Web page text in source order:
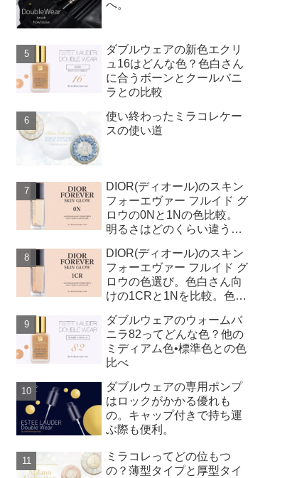
へ。
ダブルウェアの新色エクリ
ュ16はどんな色？色白さん
に合うボーンとクールバニ
ラとの比較
使い終わったミラコレケー
スの使い道
DIOR(ディオール)のスキン
フォーエヴァー フルイド グ
ロウの0Nと1Nの色比較。
明るさはどのくらい違う
DIOR(ディオール)のスキン
フォーエヴァー フルイド グ
ロウの色選び。色白さん向
けの1CRと1Nを比較。色は
ダブルウェアのウォームバ
ニラ82ってどんな色？他の
ミディアム色•標準色との色
比べ
ダブルウェアの専用ポンプ
はロックがかかる優れも
の。キャップ付きで持ち運
ぶ際も便利。
ミラコレってどの位もつ
の？薄型タイプと厚型タイ